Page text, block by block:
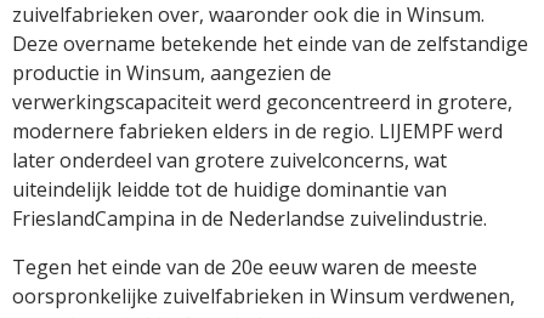
zuivelfabrieken over, waaronder ook die in Winsum.
Deze overname betekende het einde van de zelfstandige
productie in Winsum, aangezien de
verwerkingscapaciteit werd geconcentreerd in grotere,
modernere fabrieken elders in de regio. LIJEMPF werd
later onderdeel van grotere zuivelconcerns, wat
uiteindelijk leidde tot de huidige dominantie van
FrieslandCampina in de Nederlandse zuivelindustrie.
Tegen het einde van de 20e eeuw waren de meeste
oorspronkelijke zuivelfabrieken in Winsum verdwenen,